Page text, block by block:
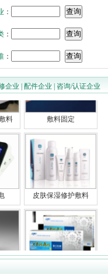
：
：
：
企业 配件企业 咨询/认证企业
料 敷料固定
皮肤保湿修护敷料
关节疏痛贴